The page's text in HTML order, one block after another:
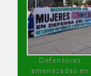
Defensoras
amenazadas en